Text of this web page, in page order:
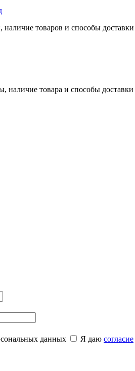
товаров и способы доставки
наличие товара и способы доставки
данных Я даю согласие